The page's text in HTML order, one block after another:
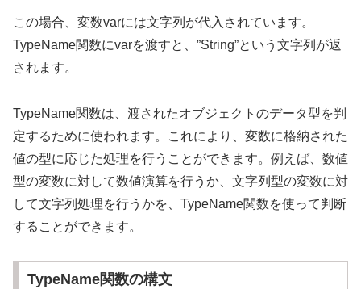
この場合、変数varには文字列が代入されています。
TypeName関数にvarを渡すと、”String”という文字列が返
されます。
TypeName関数は、渡されたオブジェクトのデータ型を判
定するために使われます。これにより、変数に格納された
値の型に応じた処理を行うことができます。例えば、数値
型の変数に対して数値演算を行うか、文字列型の変数に対
して文字列処理を行うかを、TypeName関数を使って判断
することができます。
TypeName関数の構文